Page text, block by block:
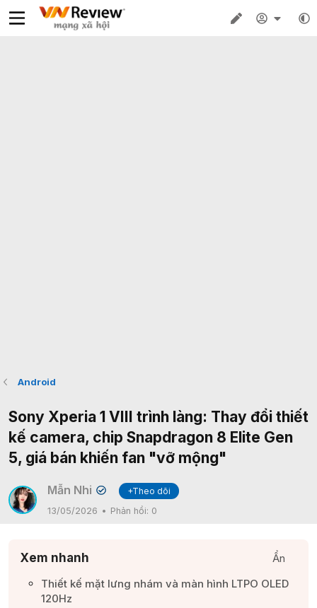
Android
Sony Xperia 1 VIII trình làng: Thay đổi thiết
kế camera, chip Snapdragon 8 Elite Gen
5, giá bán khiến fan "vỡ mộng"
Mẫn Nhi ✔
+Theo dõi
13/05/2026
Phản hồi: 0
Xem nhanh
Ẩn
Thiết kế mặt lưng nhám và màn hình LTPO OLED
120Hz​